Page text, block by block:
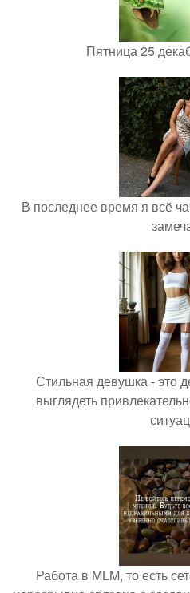
Пятница 25
В последнее время я всё
Стильная девушка - это
выглядеть
Работа в MLM, то есть